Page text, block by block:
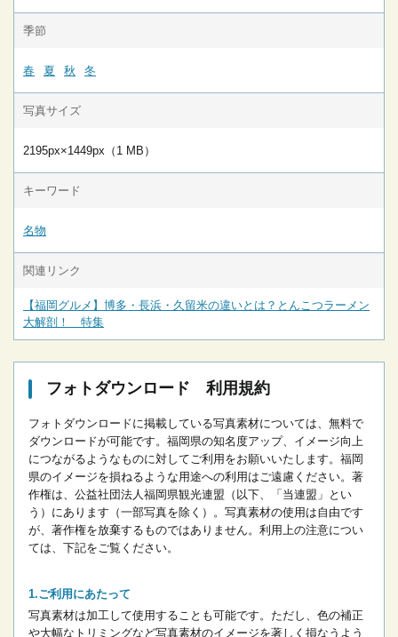
季節
春 夏 秋 冬
写真サイズ
2195px×1449px（1 MB）
キーワード
名物
関連リンク
【福岡グルメ】博多・長浜・久留米の違いとは？とんこつラーメン
大解剖！ 特集
フォトダウンロード 利用規約
フォトダウンロードに掲載している写真素材については、無料で
ダウンロードが可能です。 福岡県の知名度アップ、イメージ向上
につながるようなものに対してご利用をお願いいたします。 福岡
県のイメージを損ねるような用途への利用はご遠慮ください。 著
作権は、公益社団法人福岡県観光連盟（以下、「当連盟」とい
う）にあります（一部写真を除く）。写真素材の使用は自由です
が、著作権を放棄するものではありません。 利用上の注意につい
ては、下記をご覧ください。
ご利用にあたって
写真素材は加工して使用することも可能です。ただし、色の補正
や大幅なトリミングなど写真素材のイメージを著しく損なうよう